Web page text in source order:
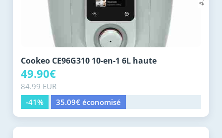
Cookeo CE96G310 10-en-1 6L haute
49.90€
84.99 EUR
-41%
35.09€ économisé